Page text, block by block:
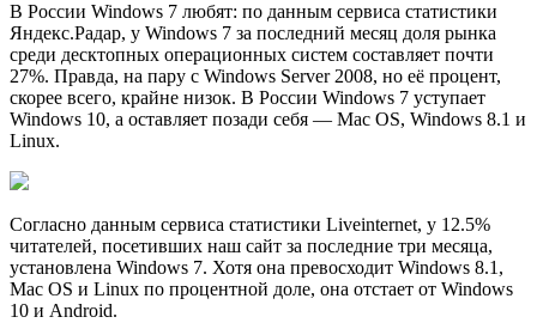
В России Windows 7 любят: по данным сервиса статистики
Яндекс.Радар, у Windows 7 за последний месяц доля рынка
среди десктопных операционных систем составляет почти
27%. Правда, на пару с Windows Server 2008, но её процент,
скорее всего, крайне низок. В России Windows 7 уступает
Windows 10, а оставляет позади себя — Mac OS, Windows 8.1 и
Linux.
Согласно данным сервиса статистики Liveinternet, у 12.5%
читателей, посетивших наш сайт за последние три месяца,
установлена Windows 7. Хотя она превосходит Windows 8.1,
Mac OS и Linux по процентной доле, она отстает от Windows
10 и Android.